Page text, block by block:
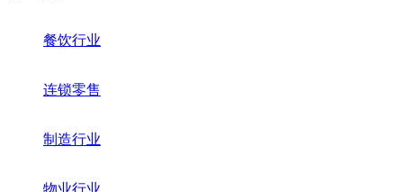
餐饮行业
连锁零售
制造行业